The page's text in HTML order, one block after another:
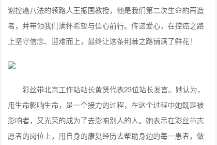
谢控癌八法的领路人王振国教授，他是我们第二次生命的再造
者，并带领我们满怀希望与信心前行。传递爱心，在控癌之路
上坚守信念、迎难而上，最终让这条荆棘之路铺满了鲜花！
彩丝带北京工作站站长黄贤代表23位站长发言。她认为，
用生命影响生命，是一个接力的过程，在这个过程中她既是被
影响者，又光荣的成为了去影响别人的人。她表示在彩丝带志
愿者的岗位上，用自身的康复经历去帮助身边的每一患者，做